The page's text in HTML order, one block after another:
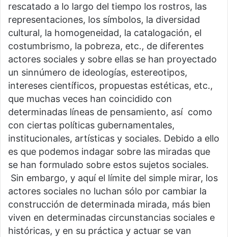
rescatado a lo largo del tiempo los rostros, las
representaciones, los símbolos, la diversidad
cultural, la homogeneidad, la catalogación, el
costumbrismo, la pobreza, etc., de diferentes
actores sociales y sobre ellas se han proyectado
un sinnúmero de ideologías, estereotipos,
intereses científicos, propuestas estéticas, etc.,
que muchas veces han coincidido con
determinadas líneas de pensamiento, así como
con ciertas políticas gubernamentales,
institucionales, artísticas y sociales. Debido a ello
es que podemos indagar sobre las miradas que
se han formulado sobre estos sujetos sociales.
Sin embargo, y aquí el límite del simple mirar, los
actores sociales no luchan sólo por cambiar la
construcción de determinada mirada, más bien
viven en determinadas circunstancias sociales e
históricas, y en su práctica y actuar se van